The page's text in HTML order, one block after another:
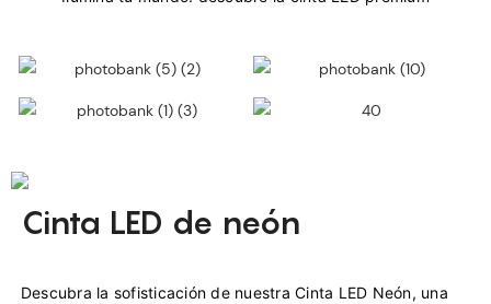
Cinta LED de neón
Descubra la sofisticación de nuestra Cinta LED Neón, una